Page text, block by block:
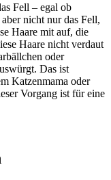
Fell – egal ob
nicht nur das Fell,
Haare mit auf, die
Haare nicht verdaut
oder
Das ist
Katzenmama oder
Vorgang ist für eine